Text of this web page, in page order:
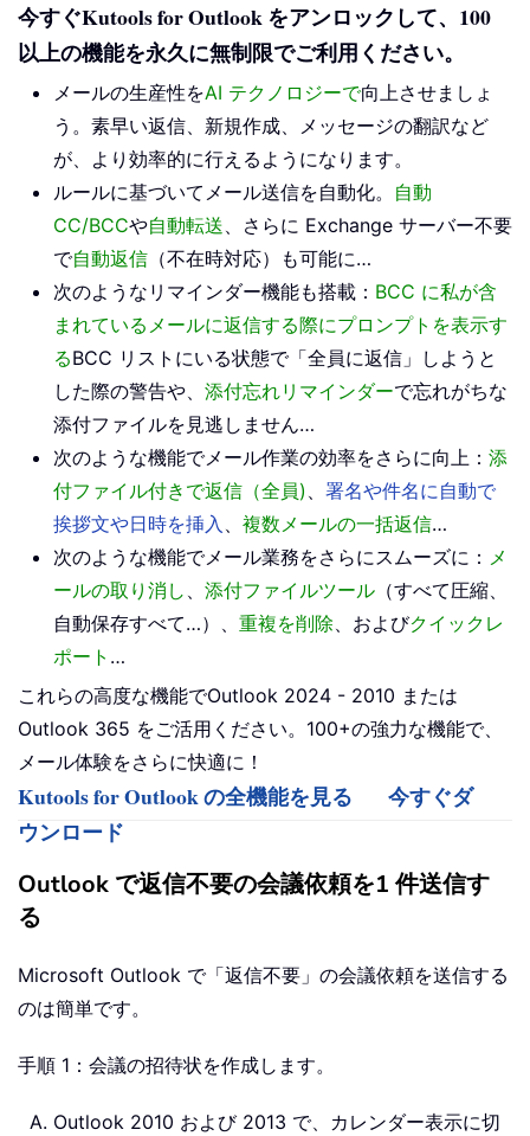
今すぐKutools for Outlook をアンロックして、100
以上の機能を永久に無制限でご利用ください。
メールの生産性をAI テクノロジーで向上させましょ
う。素早い返信、新規作成、メッセージの翻訳など
が、より効率的に行えるようになります。
ルールに基づいてメール送信を自動化。 自動
CC/BCCや自動転送、さらに Exchange サーバー不要
で自動返信 （不在時対応）も可能に…
次のようなリマインダー機能も搭載： BCC に私が含
まれているメールに返信する際にプロンプトを表示す
るBCC リストにいる状態で「全員に返信」しようと
した際の警告や、 添付忘れリマインダーで忘れがちな
添付ファイルを見逃しません…
次のような機能でメール作業の効率をさらに向上： 添
付ファイル付きで返信（全員) 、 署名や件名に自動で
挨拶文や日時を挿入 、 複数メールの一括返信…
次のような機能でメール業務をさらにスムーズに： メ
ールの取り消し 、 添付ファイルツール （すべて圧縮、
自動保存すべて…）、 重複を削除、およびクイックレ
ポート …
これらの高度な機能でOutlook 2024 - 2010 または
Outlook 365 をご活用ください。100+の強力な機能で、
メール体験をさらに快適に！
Kutools for Outlook の全機能を見る
今すぐダ
ウンロード
Outlook で返信不要の会議依頼を1 件送信す
る
Microsoft Outlook で「返信不要」の会議依頼を送信する
のは簡単です。
手順 1：会議の招待状を作成します。
Outlook 2010 および 2013 で、カレンダー表示に切